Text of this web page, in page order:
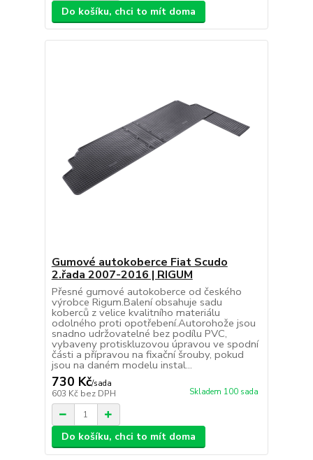
Do košíku, chci to mít doma
Gumové autokoberce Fiat Scudo
2.řada 2007-2016 | RIGUM
Přesné gumové autokoberce od českého
výrobce Rigum.Balení obsahuje sadu
koberců z velice kvalitního materiálu
odolného proti opotřebení.Autorohože jsou
snadno udržovatelné bez podílu PVC,
vybaveny protiskluzovou úpravou ve spodní
části a přípravou na fixační šrouby, pokud
jsou na daném modelu instal...
730 Kč/sada
603 Kč bez DPH Skladem 100 sada
Do košíku, chci to mít doma